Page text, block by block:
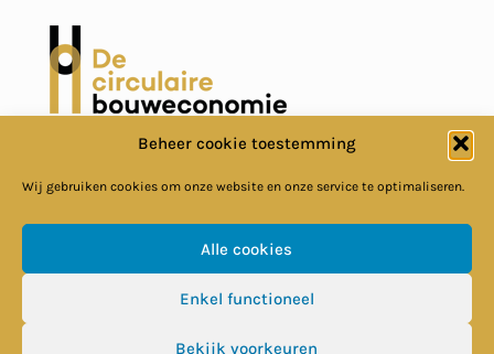
Beheer cookie toestemming
Wij gebruiken cookies om onze website en onze service te optimaliseren.
Alle cookies
Enkel functioneel
Bekijk voorkeuren
© Circulaire Bouweconomie